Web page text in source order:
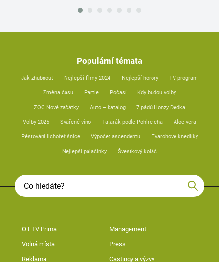
Populární témata
Jak zhubnout Nejlepší filmy 2024 Nejlepší horory TV program
Změna času Partie Počasí Kdy budou volby
ZOO Nové začátky Auto – katalog 7 pádů Honzy Dědka
Volby 2025 Svařené víno Tatarák podle Pohlreicha Aloe vera
Pěstování lichořeřišnice Výpočet ascendentu Tvarohové knedlíky
Nejlepší palačinky Švestkový koláč
O FTV Prima Management
Volná místa Press
Reklama Castingy a výzvy